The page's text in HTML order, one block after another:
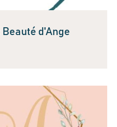
Beauté d'Ange